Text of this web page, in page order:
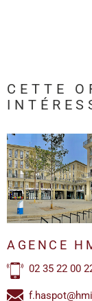
CETTE
AGENCE
02 35 22 00